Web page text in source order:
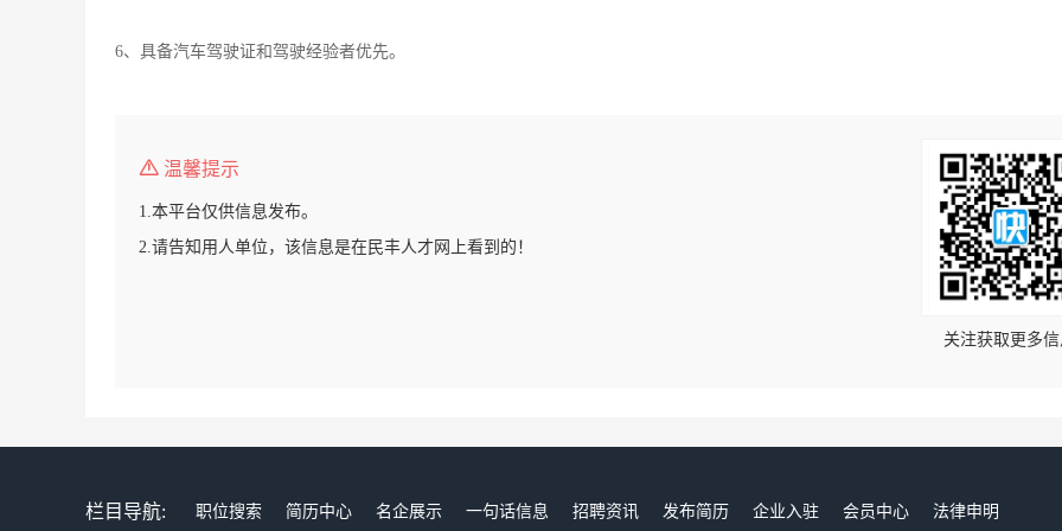
6、具备汽车驾驶证和驾驶经验者优先。
温馨提示
1.本平台仅供信息发布。
2.请告知用人单位，该信息是在民丰人才网上看到的！
关注获取更多
栏目导航: 职位搜索 简历中心 名企展示 一句话信息 招聘资讯 发布简历 企业入驻 会员中心 法律申明